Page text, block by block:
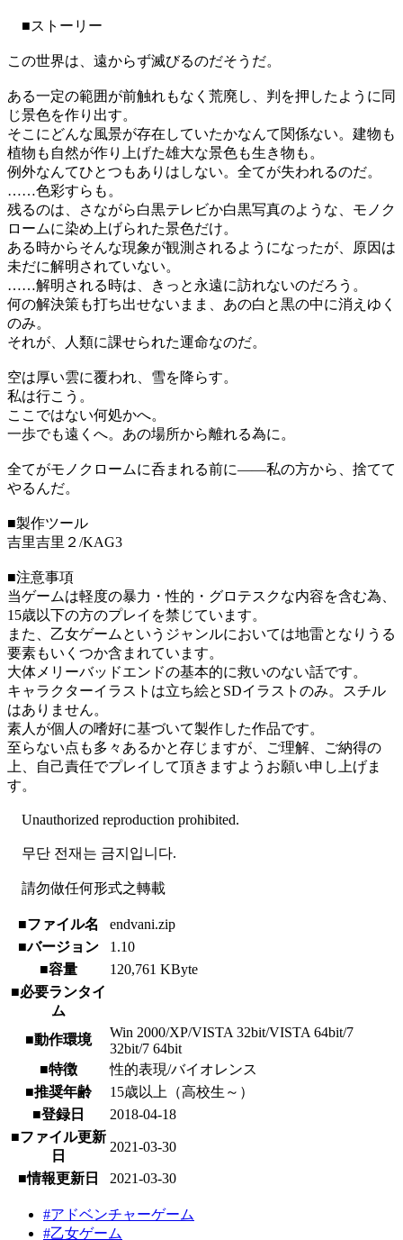
■ストーリー
この世界は、遠からず滅びるのだそうだ。
ある一定の範囲が前触れもなく荒廃し、判を押したように同
じ景色を作り出す。
そこにどんな風景が存在していたかなんて関係ない。建物も
植物も自然が作り上げた雄大な景色も生き物も。
例外なんてひとつもありはしない。全てが失われるのだ。
……色彩すらも。
残るのは、さながら白黒テレビか白黒写真のような、モノク
ロームに染め上げられた景色だけ。
ある時からそんな現象が観測されるようになったが、原因は
未だに解明されていない。
……解明される時は、きっと永遠に訪れないのだろう。
何の解決策も打ち出せないまま、あの白と黒の中に消えゆく
のみ。
それが、人類に課せられた運命なのだ。
空は厚い雲に覆われ、雪を降らす。
私は行こう。
ここではない何処かへ。
一歩でも遠くへ。あの場所から離れる為に。
全てがモノクロームに呑まれる前に――私の方から、捨てて
やるんだ。
■製作ツール
吉里吉里２/KAG3
■注意事項
当ゲームは軽度の暴力・性的・グロテスクな内容を含む為、
15歳以下の方のプレイを禁じています。
また、乙女ゲームというジャンルにおいては地雷となりうる
要素もいくつか含まれています。
大体メリーバッドエンドの基本的に救いのない話です。
キャラクターイラストは立ち絵とSDイラストのみ。スチル
はありません。
素人が個人の嗜好に基づいて製作した作品です。
至らない点も多々あるかと存じますが、ご理解、ご納得の
上、自己責任でプレイして頂きますようお願い申し上げま
す。
Unauthorized reproduction prohibited.
무단 전재는 금지입니다.
請勿做任何形式之轉載
■ファイル名
endvani.zip
■バージョン
1.10
■容量
120,761 KByte
■必要ランタイ
ム
■動作環境
Win 2000/XP/VISTA 32bit/VISTA 64bit/7
32bit/7 64bit
■特徴
性的表現/バイオレンス
■推奨年齢
15歳以上（高校生～）
■登録日
2018-04-18
■ファイル更新
日
2021-03-30
■情報更新日 2021-03-30
#アドベンチャーゲーム
#乙女ゲーム